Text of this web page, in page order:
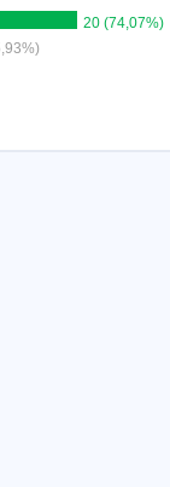
20 (74,07%)